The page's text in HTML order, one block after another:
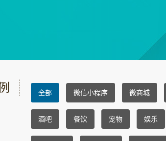
全部 微信小程序 微商城
酒吧 餐饮 宠物 娱乐